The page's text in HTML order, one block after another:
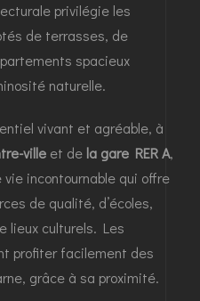
privilégie les
de terrasses, de
spacieux
naturelle.
vivant et agréable, à
ville et de la gare RER A,
vie incontournable qui offre
de qualité, d’écoles,
lieux culturels. Les
profiter facilement des
grâce à sa proximité.